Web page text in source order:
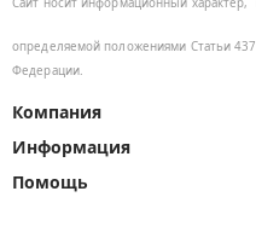
Сайт носит информационный характер,
определяемой положениями Статьи 437
Федерации.
Компания
Информация
Помощь